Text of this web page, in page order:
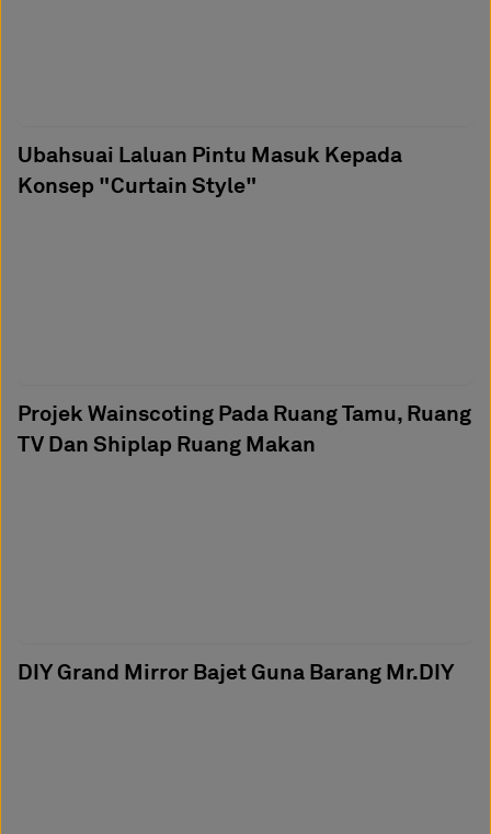
Ubahsuai Laluan Pintu Masuk Kepada
Konsep "Curtain Style"
Projek Wainscoting Pada Ruang Tamu, Ruang
TV Dan Shiplap Ruang Makan
DIY Grand Mirror Bajet Guna Barang Mr.DIY